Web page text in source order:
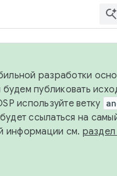
разработки
публиковать
используйте ветку
ссылаться на
информации см.